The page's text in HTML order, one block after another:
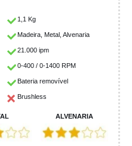
1,1 Kg
Madeira, Metal, Alvenaria
21.000 ipm
0-400 / 0-1400 RPM
Bateria removível
Brushless
ALVENARIA